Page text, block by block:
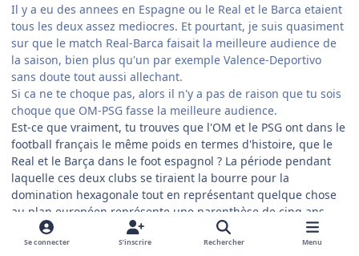
Il y a eu des annees en Espagne ou le Real et le Barca etaient
tous les deux assez mediocres. Et pourtant, je suis quasiment
sur que le match Real-Barca faisait la meilleure audience de
la saison, bien plus qu'un par exemple Valence-Deportivo
sans doute tout aussi allechant.
Si ca ne te choque pas, alors il n'y a pas de raison que tu sois
choque que OM-PSG fasse la meilleure audience.
Est-ce que vraiment, tu trouves que l'OM et le PSG ont dans le
football français le même poids en termes d'histoire, que le
Real et le Barça dans le foot espagnol ? La période pendant
laquelle ces deux clubs se tiraient la bourre pour la
domination hexagonale tout en représentant quelque chose
au plan européen représente une parenthèse de cinq ans.
Citer
Se connecter S’inscrire Rechercher Menu